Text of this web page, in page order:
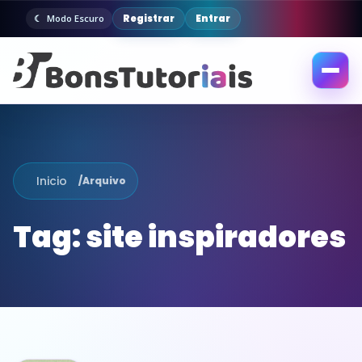
Modo Escuro Registrar Entrar
Abrir
Inicio /Arquivo
Tag:site inspiradores